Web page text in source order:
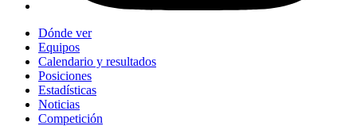
Dónde ver
Equipos
Calendario y resultados
Posiciones
Estadísticas
Noticias
Competición